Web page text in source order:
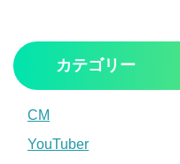
カテゴリー
CM
YouTuber